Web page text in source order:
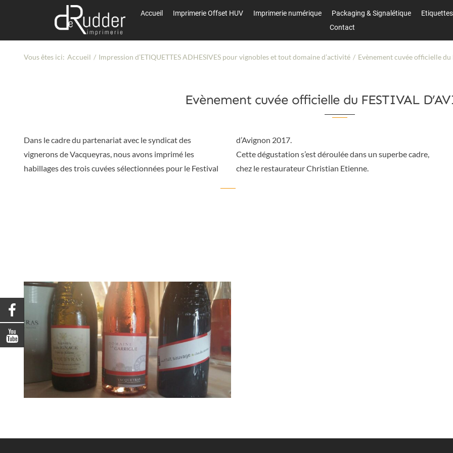
Accueil Imprimerie Offset HUV Imprimerie numérique Packaging & Signalétique
Contact
Accueil Imprimerie Offset HUV Imprimerie numérique Packaging & Signalétique
Contact
Vous êtes ici: Accueil Impression d’ETIQUETTES ADHESIVES pour vignobles et tout domaine d’activité Evènement cuvée officielle du
Evènement cuvée officielle du FESTIVAL
Dans le cadre du partenariat avec le syndicat des
vignerons de Vacqueyras, nous avons imprimé les
habillages des trois cuvées sélectionnées pour le Festival
d’Avignon 2017.
Cette dégustation s’est déroulée dans un superbe cadre,
chez le restaurateur Christian Etienne.